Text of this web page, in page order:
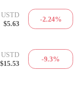
USTD
$5.63
-2.24%
USTD
$15.53
-9.3%